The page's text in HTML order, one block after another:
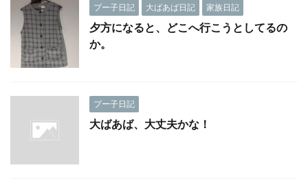
プー子日記 大ばあば日記 家族日記
夕方になると、どこへ行こうとしてるの
か。
プー子日記
大ばあば、大丈夫かな！